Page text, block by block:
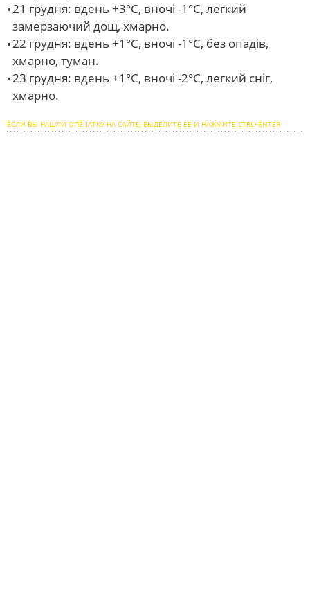
21 грудня: вдень +3°С, вночі -1°С, легкий
замерзаючий дощ, хмарно.
22 грудня: вдень +1°С, вночі -1°С, без опадів,
хмарно, туман.
23 грудня: вдень +1°С, вночі -2°С, легкий сніг,
хмарно.
ЕСЛИ ВЫ НАШЛИ ОПЕЧАТКУ НА САЙТЕ, ВЫДЕЛИТЕ ЕЕ И НАЖМИТЕ CTRL+ENTER